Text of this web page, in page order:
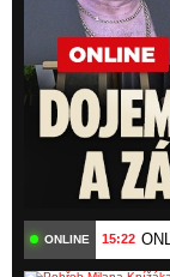
znásilnění
ve Vojenské
29. dubna
zastupitelství
stíhání
proti
ONLINE 15:22